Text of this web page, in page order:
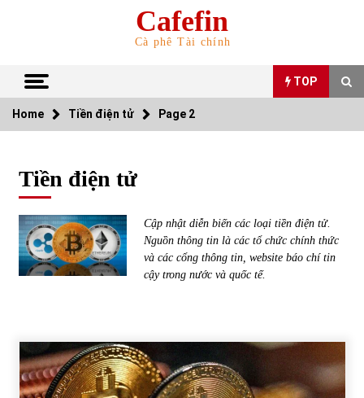
Cafefin
Cà phê Tài chính
TOP
TOP
Top 10 cổ phiếu rẻ nhất TTCK Việt Nam ngày 5/7/2022
Top 10 mặt hàng Việt Nam nhập khẩu nhiều nhất tháng
5/2022
15/06/2022
07/06/2022
Tự doanh ngày 3.6.2022: CTCK mua ròng 28,7 tỷ đồng
Home Tiền điện tử Page 2
Tiền điện tử
Cập nhật diễn biến các loại tiền điện tử.
Nguồn thông tin là các tổ chức chính thức
và các cổng thông tin, website báo chí tin
cậy trong nước và quốc tế.